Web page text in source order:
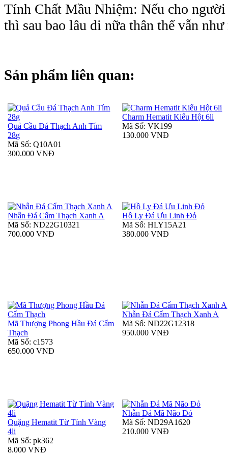
Tính Chất Mầu Nhiệm: Nếu cho
thì sau bao lâu di nữa thân thể vẫn
Sản phẩm liên quan:
Quả Cầu Đá Thạch Anh Tím
28g
Mã Số: Q10A01
300.000 VNĐ
Charm Hematit Kiểu Hột 6li
Mã Số: VK199
130.000 VNĐ
Nhẫn Đá Cẩm Thạch Xanh A
Mã Số: ND22G10321
700.000 VNĐ
Hồ Ly Đá Ưu Linh Đỏ
Mã Số: HLY15A21
380.000 VNĐ
Mã Thượng Phong Hầu Đá Cẩm
Thạch
Mã Số: c1573
650.000 VNĐ
Nhẫn Đá Cẩm Thạch Xanh A
Mã Số: ND22G12318
950.000 VNĐ
Quặng Hematit Từ Tính Vàng
4li
Mã Số: pk362
8.000 VNĐ
Nhẫn Đá Mã Não Đỏ
Mã Số: ND29A1620
210.000 VNĐ